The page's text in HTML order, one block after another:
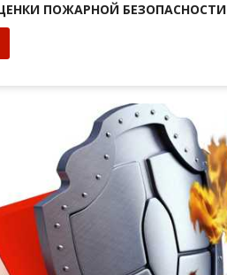
ПОЖАРНОЙ БЕЗОПАСНОСТИ